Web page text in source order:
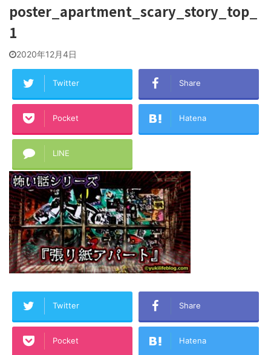
poster_apartment_scary_story_top_
1
2020年12月4日
Twitter Share
Pocket Hatena
LINE
Twitter Share
Pocket Hatena